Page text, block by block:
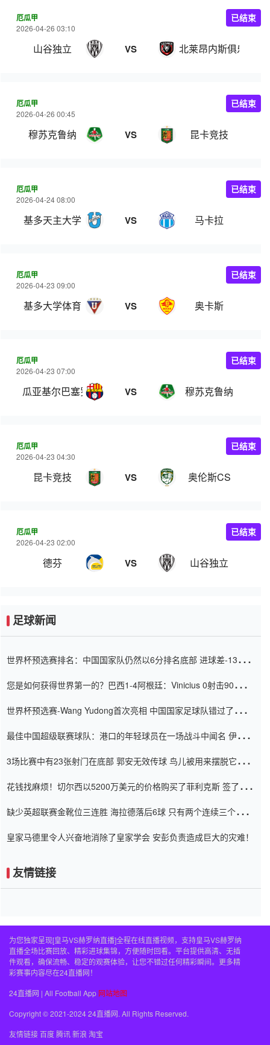
厄瓜甲
2026-04-26 03:10
山谷独立 VS 北莱昂内斯俱乐部
已结束
厄瓜甲
2026-04-26 00:45
穆苏克鲁纳 VS 昆卡竞技
已结束
厄瓜甲
2026-04-24 08:00
基多天主大学 VS 马卡拉
已结束
厄瓜甲
2026-04-23 09:00
基多大学体育 VS 奥卡斯
已结束
厄瓜甲
2026-04-23 07:00
瓜亚基尔巴塞罗那 VS 穆苏克鲁纳
已结束
厄瓜甲
2026-04-23 04:30
昆卡竞技 VS 奥伦斯CS
已结束
厄瓜甲
2026-04-23 02:00
德芬 VS 山谷独立
已结束
足球新闻
世界杯预选赛排名：中国国家队仍然以6分排名底部 进球差-13令人
您是如何获得世界第一的？巴西1-4阿根廷：Vinicius 0射击90分钟
世界杯预选赛-Wang Yudong首次亮相 中国国家足球队错过了世界
最佳中国超级联赛球队：港口的年轻球员在一场战斗中闻名 伊万放
3场比赛中有23张射门在底部 郭安无效传球 鸟儿被用来摆脱它
花钱找麻烦！切尔西以5200万美元的价格购买了菲利克斯 签了7年
缺少英超联赛金靴位三连胜 海拉德落后6球 只有两个连续三个连续
皇家马德里令人兴奋地消除了皇家学会 安彭负责造成巨大的灾难！
友情链接
为您独家呈现[皇马VS赫罗纳直播]全程在线直播视频，支持皇马VS赫罗纳
直播全场比赛回放、精彩进球集锦，方便随时回看。平台提供高清、无插
件观看，确保流畅、稳定的观赛体验，让您不错过任何精彩瞬间。更多精
彩赛事内容尽在24直播网！
24直播网 | All Football App 网站地图
Copyright © 2021-2024 24直播网. All Rights Reserved.
友情链接百度腾讯新浪 淘宝